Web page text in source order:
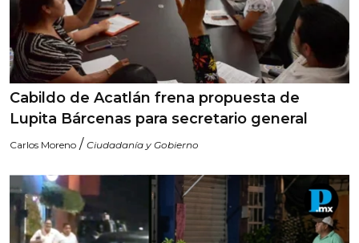
Cabildo de Acatlán frena propuesta de
Lupita Bárcenas para secretario general
Carlos Moreno / Ciudadanía y Gobierno